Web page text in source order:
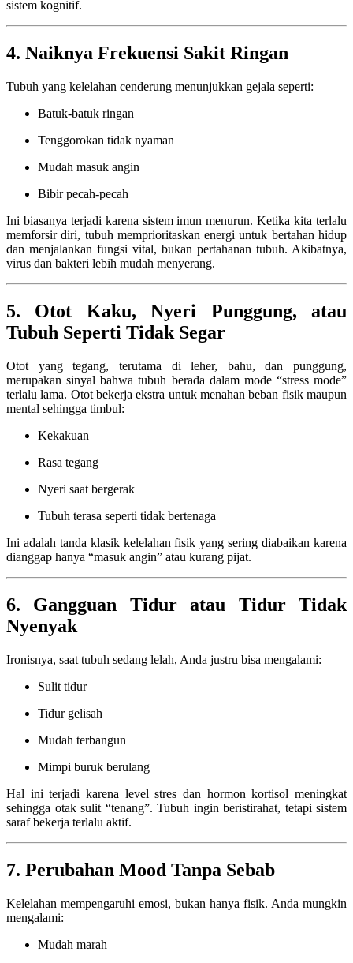
sistem kognitif.
4. Naiknya Frekuensi Sakit Ringan
Tubuh yang kelelahan cenderung menunjukkan gejala seperti:
Batuk-batuk ringan
Tenggorokan tidak nyaman
Mudah masuk angin
Bibir pecah-pecah
Ini biasanya terjadi karena sistem imun menurun. Ketika kita terlalu
memforsir diri, tubuh memprioritaskan energi untuk bertahan hidup
dan menjalankan fungsi vital, bukan pertahanan tubuh. Akibatnya,
virus dan bakteri lebih mudah menyerang.
5. Otot Kaku, Nyeri Punggung, atau
Tubuh Seperti Tidak Segar
Otot yang tegang, terutama di leher, bahu, dan punggung,
merupakan sinyal bahwa tubuh berada dalam mode “stress mode”
terlalu lama. Otot bekerja ekstra untuk menahan beban fisik maupun
mental sehingga timbul:
Kekakuan
Rasa tegang
Nyeri saat bergerak
Tubuh terasa seperti tidak bertenaga
Ini adalah tanda klasik kelelahan fisik yang sering diabaikan karena
dianggap hanya “masuk angin” atau kurang pijat.
6. Gangguan Tidur atau Tidur Tidak
Nyenyak
Ironisnya, saat tubuh sedang lelah, Anda justru bisa mengalami:
Sulit tidur
Tidur gelisah
Mudah terbangun
Mimpi buruk berulang
Hal ini terjadi karena level stres dan hormon kortisol meningkat
sehingga otak sulit “tenang”. Tubuh ingin beristirahat, tetapi sistem
saraf bekerja terlalu aktif.
7. Perubahan Mood Tanpa Sebab
Kelelahan mempengaruhi emosi, bukan hanya fisik. Anda mungkin
mengalami:
Mudah marah